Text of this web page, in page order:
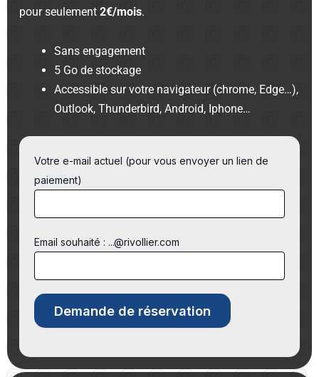
pour seulement2€/mois.
Sans engagement
5 Go de stockage
Accessible sur votre navigateur (chrome, Edge…),
Outlook, Thunderbird, Android, Iphone…
Votre e-mail actuel (pour vous envoyer un lien de
paiement)
Email souhaité : ...@rivollier.com